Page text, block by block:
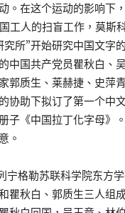
。在这个运动的影响下
工人的扫盲工作，莫斯
究所”开始研究中国文字
中国共产党员瞿秋白、
郭质生、莱赫捷、史萍
协助下拟订了第一个中
子《中国拉丁化字母》
。
宁格勒苏联科学院东方
瞿秋白、郭质生三人组